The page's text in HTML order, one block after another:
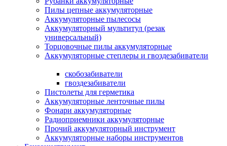
Пилы цепные аккумуляторные
Аккумуляторные пылесосы
Аккумуляторный мультитул (резак
универсальный)
Торцовочные пилы аккумуляторные
Аккумуляторные степлеры и гвоздезабиватели
скобозабиватели
гвоздезабиватели
Пистолеты для герметика
Аккумуляторные ленточные пилы
Фонари аккумуляторные
Радиоприемники аккумуляторные
Прочий аккумуляторный инструмент
Аккумуляторные наборы инструментов